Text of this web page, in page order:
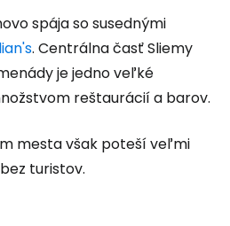
spája so susednými
. Centrálna časť Sliemy
je jedno veľké
reštaurácií a barov.
mesta však poteší veľmi
turistov.